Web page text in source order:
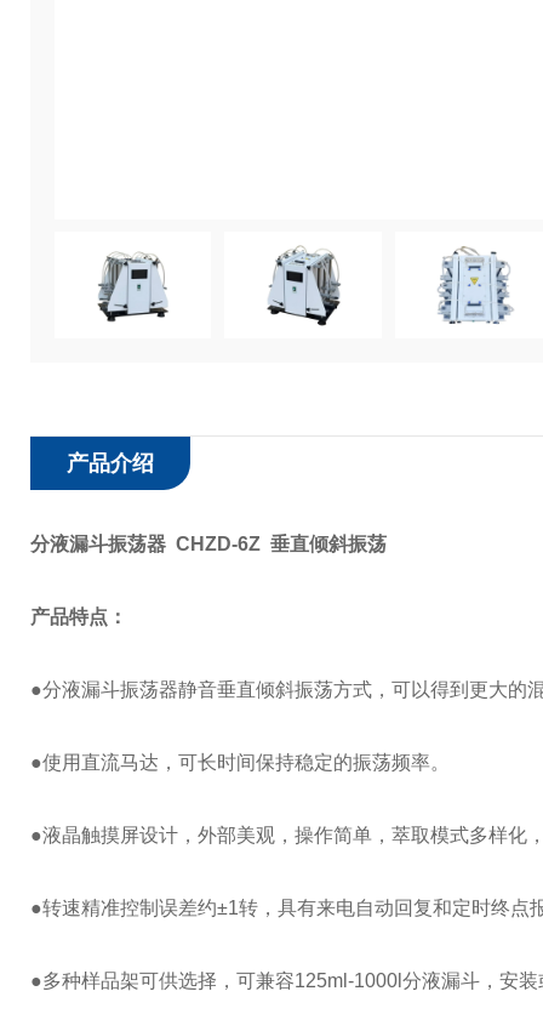
产品介绍
分液漏斗振荡器 CHZD-6Z 垂直倾斜振荡
产品特点 ：
●分液漏斗振荡器静音垂直倾斜振荡方式，可以得到更大的
●使用直流马达，可长时间保持稳定的振荡频率。
●液晶触摸屏设计，外部美观，操作简单，萃取模式多样化
●转速精准控制误差约±1转，具有来电自动回复和定时终点
●多种样品架可供选择，可兼容125ml-1000l 分液漏斗 ，安